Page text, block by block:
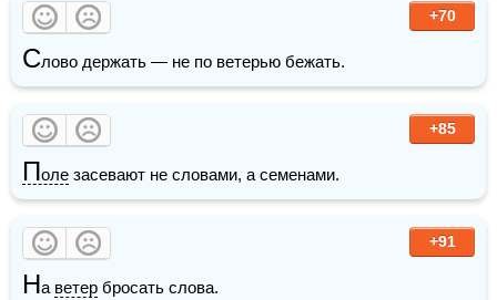
+70
Слово держать — не по ветерью бежать.
+85
Поле засевают не словами, а семенами.
+91
На ветер бросать слова.